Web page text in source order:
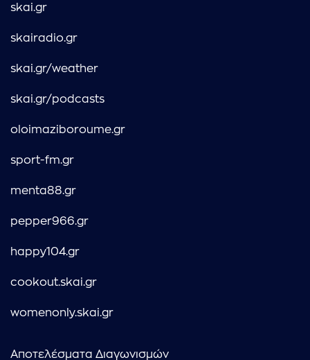
skai.gr
skairadio.gr
skai.gr/weather
skai.gr/podcasts
oloimaziboroume.gr
sport-fm.gr
menta88.gr
pepper966.gr
happy104.gr
cookout.skai.gr
womenonly.skai.gr
Αποτελέσματα Διαγωνισμών